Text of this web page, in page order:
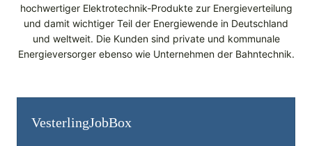
hochwertiger Elektrotechnik-Produkte zur Energieverteilung
und damit wichtiger Teil der Energiewende in Deutschland
und weltweit. Die Kunden sind private und kommunale
Energieversorger ebenso wie Unternehmen der Bahntechnik.
Vesterling­JobBox